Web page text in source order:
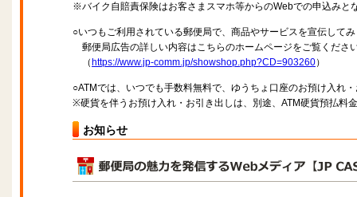
※バイク自賠責保険はお客さまスマホ等からのWebでの申込みと
○いつもご利用されている郵便局で、商品やサービスを宣伝して
郵便局広告の詳しい内容はこちらのホームページをご覧くださ
（ https://www.jp-comm.jp/showshop.php?CD=903260）
○ATMでは、いつでも手数料無料で、ゆうちょ口座のお預け入れ
※硬貨を伴うお預け入れ・お引き出しは、別途、ATM硬貨預払料
お知らせ